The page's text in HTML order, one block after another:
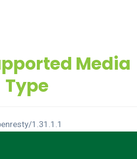
Media
Type
1.31.1.1